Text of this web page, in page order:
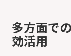
多方面で
効活用